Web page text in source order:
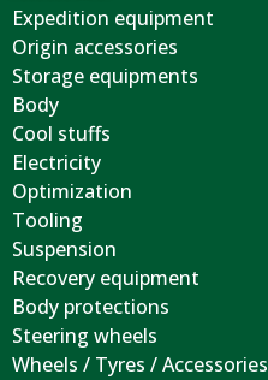
Expedition equipment
Origin accessories
Storage equipments
Body
Cool stuffs
Electricity
Optimization
Tooling
Suspension
Recovery equipment
Body protections
Steering wheels
Wheels / Tyres / Accessories